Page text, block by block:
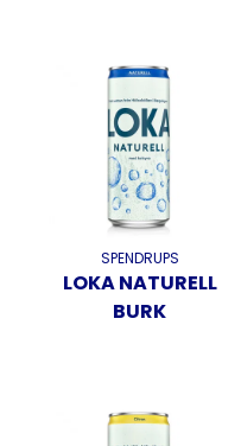
SPENDRUPS
LOKA NATURELL
BURK